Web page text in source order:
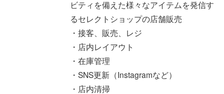
ビティを備えた様々なアイテムを発信す
るセレクトショップの店舗販売
・接客、販売、レジ
・店内レイアウト
・在庫管理
・SNS更新（Instagramなど）
・店内清掃